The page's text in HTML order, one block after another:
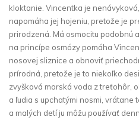
kloktanie. Vincentka je
napomáha jej hojeniu, pretože je
prirodzená. Má osmocitu podobnú
na princípe osmózy pomáha
nosovej sliznice a obnoviť
prírodná, pretože je to niekoľko
zvyšková morská voda z treťohôr,
a ľudia s upchatými nosmi, vrátane
a malých detí ju môžu používať